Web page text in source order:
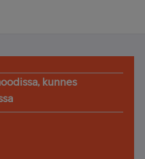
kunnes